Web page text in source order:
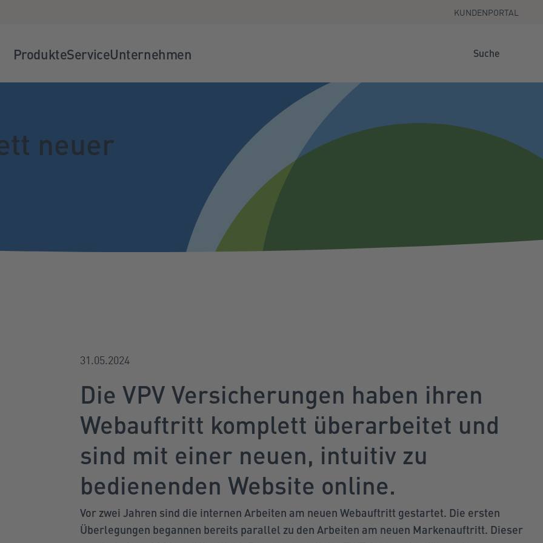
KUNDENPORTAL
ProdukteServiceUnternehmen Suche
neuer
31.05.2024
Die VPV Versicherungen haben ihren
Webauftritt komplett überarbeitet und
sind mit einer neuen, intuitiv zu
bedienenden Website online.
Vor zwei Jahren sind die internen Arbeiten am neuen Webauftritt gestartet. Die ersten
Überlegungen begannen bereits parallel zu den Arbeiten am neuen Markenauftritt. Dieser